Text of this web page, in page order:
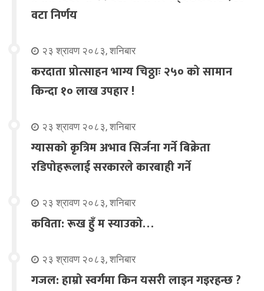
वटा निर्णय
२३ श्रावण २०८३, शनिबार
करदाता प्रोत्साहन भाग्य चिठ्ठाः २५० को सामान
किन्दा १० लाख उपहार !
२३ श्रावण २०८३, शनिबार
ग्यासको कृत्रिम अभाव सिर्जना गर्ने बिक्रेता
रडिपोहरूलाई सरकारले कारबाही गर्ने
२३ श्रावण २०८३, शनिबार
कविता: रूख हुँ म स्याउको…
२३ श्रावण २०८३, शनिबार
गजल: हाम्रो स्वर्गमा किन यसरी लाइन गइरहन्छ ?